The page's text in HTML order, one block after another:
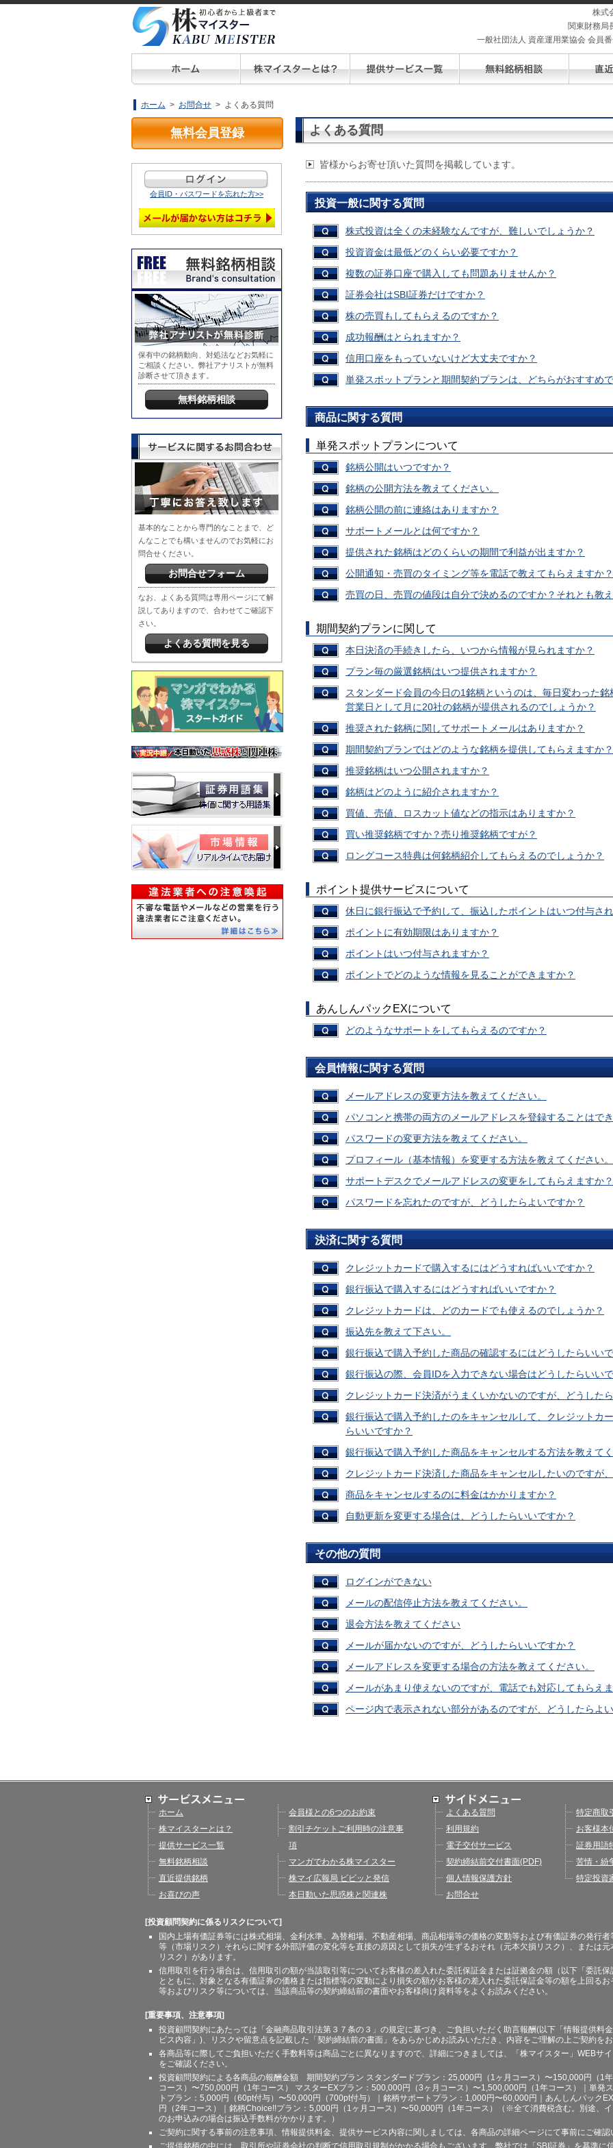
株式
関東財務局
一般社団法人 資産運用業協会 会員
ホーム > お問合せ > よくある質問
無料会員登録
会員ID・パスワードを忘れた方>>
保有中の銘柄動向、対処法などお気軽に
ご相談ください。弊社アナリストが無料
診断させて頂きます。
無料銘柄相談
基本的なことから専門的なことまで、ど
んなことでも構いませんのでお気軽にお
問合せください。
お問合せフォーム
なお、よくある質問は専用ページにて解
説してありますので、合わせてご確認下
さい。
よくある質問を見る
よくある質問
皆様からお寄せ頂いた質問を掲載しています。
投資一般に関する質問
株式投資は全くの未経験なんですが、難しいでしょうか？
投資資金は最低どのくらい必要ですか？
複数の証券口座で購入しても問題ありませんか？
証券会社はSBI証券だけですか？
株の売買もしてもらえるのですか？
成功報酬はとられますか？
信用口座をもっていないけど大丈夫ですか？
単発スポットプランと期間契約プランは、どちらがおすすめ
商品に関する質問
単発スポットプランについて
銘柄公開はいつですか？
銘柄の公開方法を教えてください。
銘柄公開の前に連絡はありますか？
サポートメールとは何ですか？
提供された銘柄はどのくらいの期間で利益が出ますか？
公開通知・売買のタイミング等を電話で教えてもらえますか？
売買の日、売買の値段は自分で決めるのですか？それとも教
期間契約プランに関して
本日決済の手続きしたら、いつから情報が見られますか？
プラン毎の厳選銘柄はいつ提供されますか？
スタンダード会員の今日の1銘柄というのは、毎日変わった
営業日として月に20社の銘柄が提供されるのでしょうか？
推奨された銘柄に関してサポートメールはありますか？
期間契約プランではどのような銘柄を提供してもらえますか？
推奨銘柄はいつ公開されますか？
銘柄はどのように紹介されますか？
買値、売値、ロスカット値などの指示はありますか？
買い推奨銘柄ですか？売り推奨銘柄ですが？
ロングコース特典は何銘柄紹介してもらえるのでしょうか？
ポイント提供サービスについて
休日に銀行振込で予約して、振込したポイントはいつ付与さ
ポイントに有効期限はありますか？
ポイントはいつ付与されますか？
ポイントでどのような情報を見ることができますか？
あんしんパックEXについて
どのようなサポートをしてもらえるのですか？
会員情報に関する質問
メールアドレスの変更方法を教えてください。
パソコンと携帯の両方のメールアドレスを登録することはで
パスワードの変更方法を教えてください。
プロフィール（基本情報）を変更する方法を教えてください。
サポートデスクでメールアドレスの変更をしてもらえますか？
パスワードを忘れたのですが、どうしたらよいですか？
決済に関する質問
クレジットカードで購入するにはどうすればいいですか？
銀行振込で購入するにはどうすればいいですか？
クレジットカードは、どのカードでも使えるのでしょうか？
振込先を教えて下さい。
銀行振込で購入予約した商品の確認するにはどうしたらいい
銀行振込の際、会員IDを入力できない場合はどうしたらいい
クレジットカード決済がうまくいかないのですが、どうした
銀行振込で購入予約したのをキャンセルして、クレジットカ
らいいですか？
銀行振込で購入予約した商品をキャンセルする方法を教えてく
クレジットカード決済した商品をキャンセルしたいのですが
商品をキャンセルするのに料金はかかりますか？
自動更新を変更する場合は、どうしたらいいですか？
その他の質問
ログインができない
メールの配信停止方法を教えてください。
退会方法を教えてください
メールが届かないのですが、どうしたらいいですか？
メールアドレスを変更する場合の方法を教えてください。
メールがあまり使えないのですが、電話でも対応してもらえ
ページ内で表示されない部分があるのですが、どうしたらよ
ホーム
株マイスターとは？
提供サービス一覧
無料銘柄相談
直近提供銘柄
お喜びの声
会員様との6つのお約束
割引チケットご利用時の注意事
項
マンガでわかる株マイスター
株マイ広報局 ビビッと発信
本日動いた思惑株と関連株
よくある質問
利用規約
電子交付サービス
契約締結前交付書面(PDF)
個人情報保護方針
お問合せ
特定商取
お客様本
証券用語
苦情・紛
特定投資
[投資顧問契約に係るリスクについて]
国内上場有価証券等には株式相場、金利水準、為替相場、不動産相場、商品相場等の価格の変動等および有価証券の発行
等（市場リスク）それらに関する外部評価の変化等を直接の原因として損失が生ずるおそれ（元本欠損リスク）、または
リスク）があります。
信用取引を行う場合は、信用取引の額が当該取引等についてお客様の差入れた委託保証金または証拠金の額（以下「委託
とともに、対象となる有価証券の価格または指標等の変動により損失の額がお客様の差入れた委託保証金等の額を上回る
等およびリスク等については、当該商品等の契約締結前の書面やお客様向け資料等をよくお読みください。
[重要事項、注意事項]
投資顧問契約にあたっては「金融商品取引法第３７条の３」の規定に基づき、ご負担いただく助言報酬(以下「情報提供料
ビス内容」)、リスクや留意点を記載した「契約締結前の書面」をあらかじめお読みいただき、内容をご理解の上ご契約をお
各商品等に際してご負担いただく手数料等は商品ごとに異なりますので、詳細につきましては、「株マイスター」WEBサ
をご確認ください。
投資顧問契約による各商品の報酬金額 期間契約プラン スタンダードプラン：25,000円（1ヶ月コース）〜150,000円（1
コース）〜750,000円（1年コース） マスターEXプラン：500,000円（3ヶ月コース）〜1,500,000円（1年コース）｜単発
トプラン：5,000円（60pt付与）〜50,000円（700pt付与）｜銘柄サポートプラン：1,000円〜60,000円｜あんしんパック
円（2年コース）｜銘柄Choice!!プラン：5,000円（1ヶ月コース）〜50,000円（1年コース）（※全て消費税含む。別途、
のお申込みの場合は振込手数料がかかります。）
ご契約に関する事前の注意事項、情報提供料金、提供サービス内容に関しましては、各商品の詳細ページにて事前にご確認
ご提供銘柄の中には、取引所や証券会社の判断で信用取引規制がかかる場合もございます。弊社では「SBI証券」を基準に